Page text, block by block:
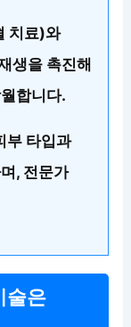
치료)와
생을 촉진해
합니다.
부 타입과
, 전문가
술은